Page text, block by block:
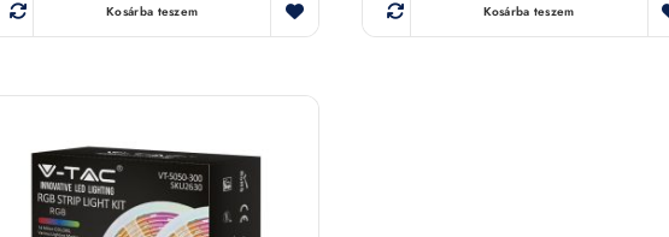
Kosárba teszem Kosárba teszem